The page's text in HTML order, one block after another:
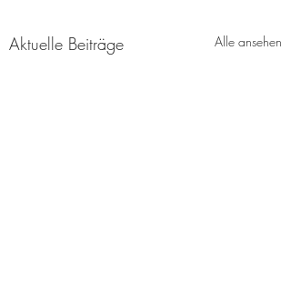
Aktuelle Beiträge Alle ansehen